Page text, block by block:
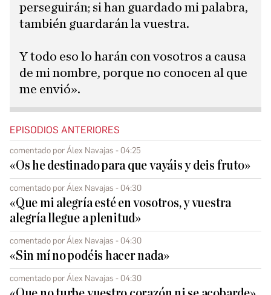
perseguirán; si han guardado mi palabra,
también guardarán la vuestra.
Y todo eso lo harán con vosotros a causa
de mi nombre, porque no conocen al que
me envió».
EPISODIOS ANTERIORES
comentado por Álex Navajas - 04:25
«Os he destinado para que vayáis y deis fruto»
comentado por Álex Navajas - 04:30
«Que mi alegría esté en vosotros, y vuestra
alegría llegue a plenitud»
comentado por Álex Navajas - 04:30
«Sin mí no podéis hacer nada»
comentado por Álex Navajas - 04:30